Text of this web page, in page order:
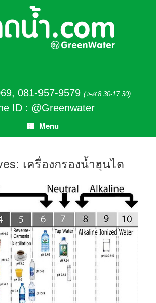
, 081-957-9579 (จ-ศ 8:30-17:30)
ID : @Greenwater
Menu
เครื่องกรองน้ำฮุนได